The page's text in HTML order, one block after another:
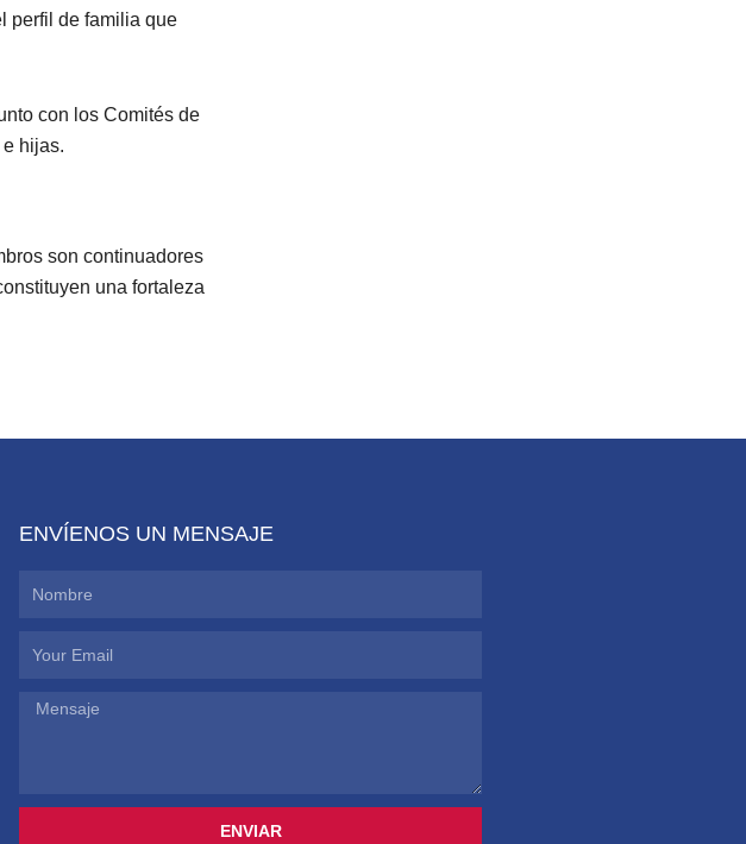
perfil de familia que
con los Comités de
hijas.
son continuadores
una fortaleza
ENVÍENOS UN MENSAJE
Nombre
Email
Mensaje
ENVIAR